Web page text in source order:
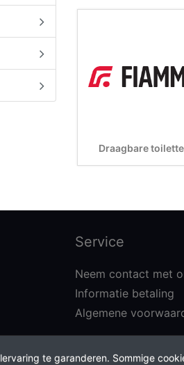
Draagbare
Service
Neem contact met
Informatie betaling
Algemene
te garanderen. Sommige